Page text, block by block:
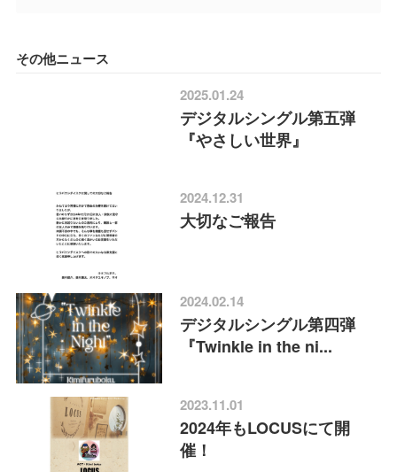
その他ニュース
2025.01.24
デジタルシングル第五弾
『やさしい世界』
2024.12.31
大切なご報告
2024.02.14
デジタルシングル第四弾
『Twinkle in the ni...
2023.11.01
2024年もLOCUSにて開
催！